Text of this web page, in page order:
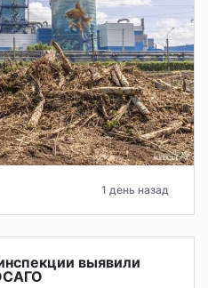
1 день назад
выявили